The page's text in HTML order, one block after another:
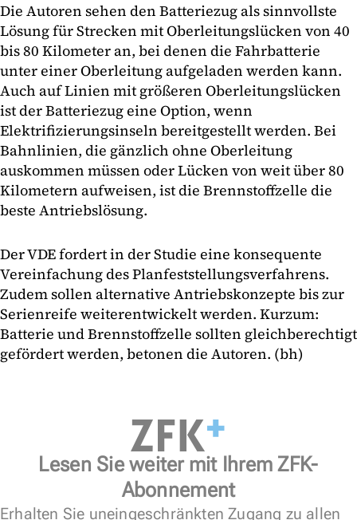
Die Autoren sehen den Batteriezug als sinnvollste
Lösung für Strecken mit Oberleitungslücken von 40
bis 80 Kilometer an, bei denen die Fahrbatterie
unter einer Oberleitung aufgeladen werden kann.
Auch auf Linien mit größeren Oberleitungslücken
ist der Batteriezug eine Option, wenn
Elektrifizierungsinseln bereitgestellt werden. Bei
Bahnlinien, die gänzlich ohne Oberleitung
auskommen müssen oder Lücken von weit über 80
Kilometern aufweisen, ist die Brennstoffzelle die
beste Antriebslösung.
Der VDE fordert in der Studie eine konsequente
Vereinfachung des Planfeststellungsverfahrens.
Zudem sollen alternative Antriebskonzepte bis zur
Serienreife weiterentwickelt werden. Kurzum:
Batterie und Brennstoffzelle sollten gleichberechtigt
gefördert werden, betonen die Autoren. (bh)
Lesen Sie weiter mit Ihrem ZFK-
Abonnement
Erhalten Sie uneingeschränkten Zugang zu allen